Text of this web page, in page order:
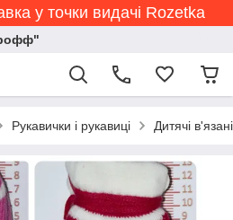
у точки видачі Rozetka
Рукавички і рукавиці Дитячі